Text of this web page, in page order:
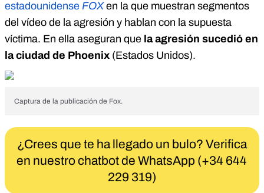
estadounidense FOXen la que muestran segmentos
del vídeo de la agresión y hablan con la supuesta
víctima. En ella aseguran que la agresión sucedió en
la ciudad de Phoenix (Estados Unidos).
Captura de la publicación de Fox.
¿Crees que te ha llegado un bulo? Verifica
en nuestro chatbot de WhatsApp (+34 644
229 319)